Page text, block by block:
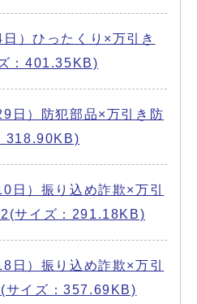
）ひったくり×万引き
：401.35KB)
日）防犯部品×万引き防
318.90KB)
日）振り込め詐欺×万引
2(サイズ：291.18KB)
日）振り込め詐欺×万引
サイズ：357.69KB)